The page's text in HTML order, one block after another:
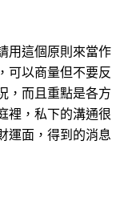
用這個原則來當作
可以商量但不要反
，而且重點是各方
裡，私下的溝通很
運面，得到的消息